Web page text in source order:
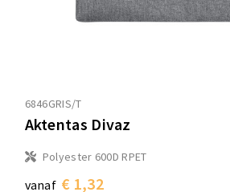
6846GRIS/T
Aktentas Divaz
Polyester 600D RPET
vanaf € 1,32